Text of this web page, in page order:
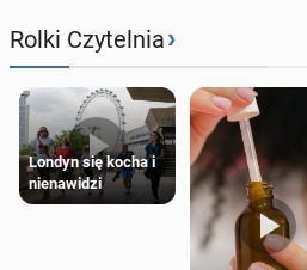
Rolki Czytelnia›
Londyn się kocha i
nienawidzi